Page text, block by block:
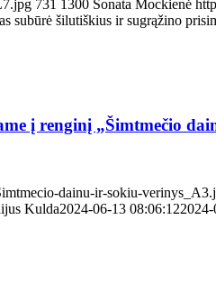
731 1300 Sonata Mockienė
subūrė šilutiškius ir sugrąžino
į renginį „Šimtmečio
dainu-ir-sokiu-
Kulda2024-06-13 08:06:12